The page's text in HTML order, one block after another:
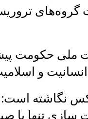
گروه‌های
حکومت
و
نگاشته
تنها با